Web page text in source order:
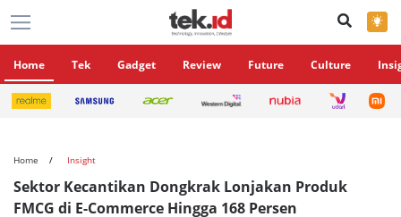
×
Home Tek Gadget Review Future Culture
Home Insight
Sektor Kecantikan Dongkrak Lonjakan Produk
FMCG di E-Commerce Hingga 168 Persen